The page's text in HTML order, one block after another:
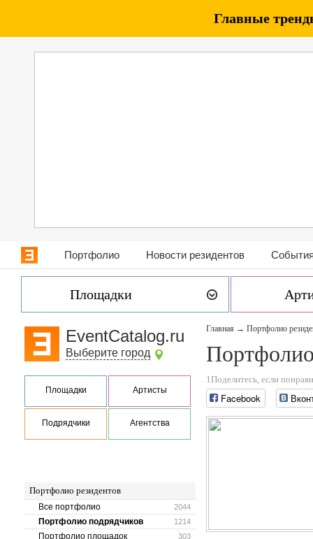
Главные
Портфолио Новости резидентов
Площадки
EventCatalog.ru
Выберите город
Площадки Артисты
Подрядчики Агентства
Портфолио резидентов
2044
Все портфолио
1214
Портфолио подрядчиков
303
Портфолио площадок
Главная → Портфолио
1Поделитесь, если
Facebook